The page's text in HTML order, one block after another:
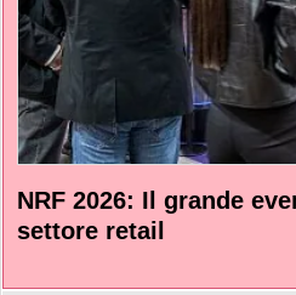
NRF 2026: Il grande
settore retail